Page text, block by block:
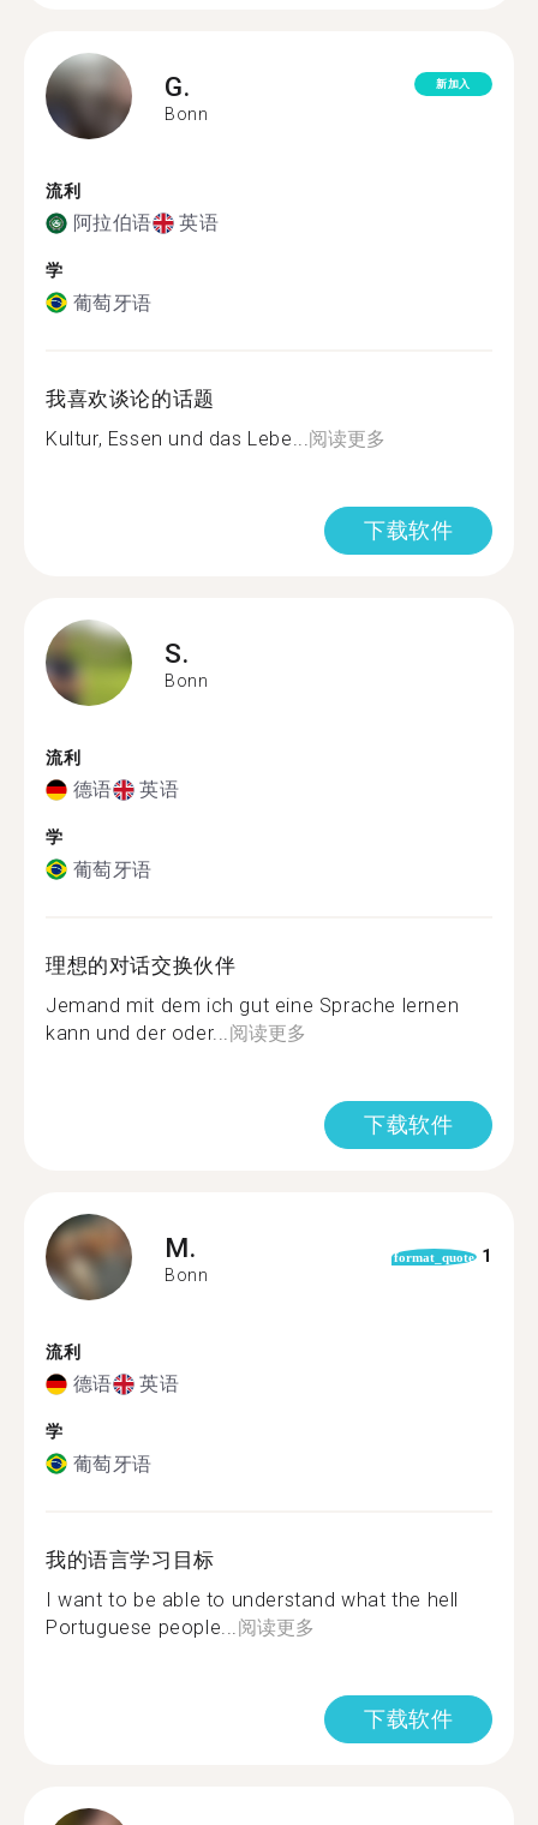
G.
Bonn
新加入
流利
阿拉伯语 英语
学
葡萄牙语
我喜欢谈论的话题
Kultur, Essen und das Lebe... 阅读更多
下载软件
S.
Bonn
流利
德语 英语
学
葡萄牙语
理想的对话交换伙伴
Jemand mit dem ich gut eine Sprache lernen
kann und der oder... 阅读更多
下载软件
M.
Bonn
format_quote 1
流利
德语 英语
学
葡萄牙语
我的语言学习目标
I want to be able to understand what the hell
Portuguese people... 阅读更多
下载软件